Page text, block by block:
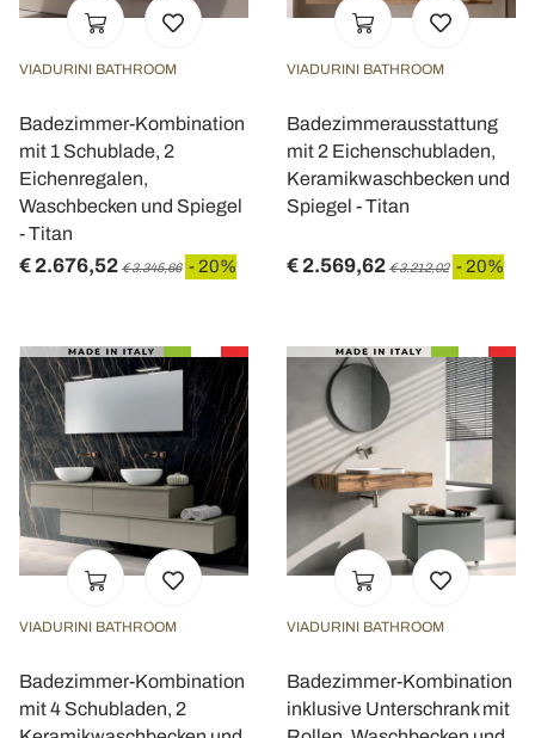
VIADURINI BATHROOM
Badezimmer-Kombination
mit 1 Schublade, 2
Eichenregalen,
Waschbecken und Spiegel
- Titan
€ 2.676,52 € 3.345,66 - 20%
VIADURINI BATHROOM
Badezimmerausstattung
mit 2 Eichenschubladen,
Keramikwaschbecken und
Spiegel - Titan
€ 2.569,62 € 3.212,02 - 20%
VIADURINI BATHROOM
Badezimmer-Kombination
mit 4 Schubladen, 2
VIADURINI BATHROOM
Badezimmer-Kombination
inklusive Unterschrank mit